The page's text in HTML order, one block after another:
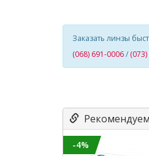
Заказать линзы
(068) 691-0006/
-4%